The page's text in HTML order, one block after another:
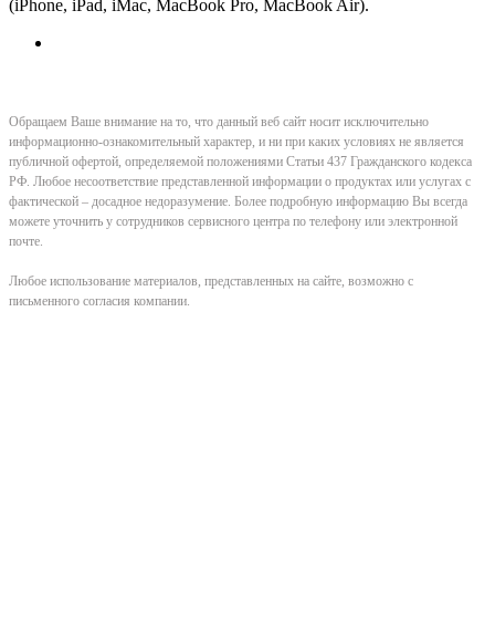
(iPhone, iPad, iMac, MacBook Pro, MacBook Air).
Обращаем Ваше внимание на то, что данный веб сайт носит исключительно
информационно-ознакомительный характер, и ни при каких условиях не является
публичной офертой, определяемой положениями Статьи 437 Гражданского кодекса
РФ. Любое несоответствие представленной информации о продуктах или услугах с
фактической – досадное недоразумение. Более подробную информацию Вы всегда
можете уточнить у сотрудников сервисного центра по телефону или электронной
почте.
Любое использование материалов, представленных на сайте, возможно с
письменного согласия компании.